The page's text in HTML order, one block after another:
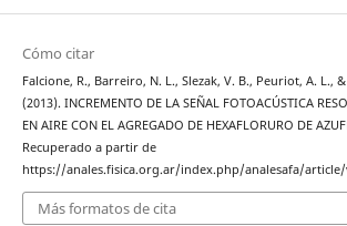
Cómo citar
Falcione, R., Barreiro, N. L., Slezak, V. B., Peuriot, A. L.,
(2013). INCREMENTO DE LA SEÑAL FOTOACÚSTICA
EN AIRE CON EL AGREGADO DE HEXAFLORURO DE
Recuperado a partir de
https://anales.fisica.org.ar/index.php/analesafa/
Más formatos de cita